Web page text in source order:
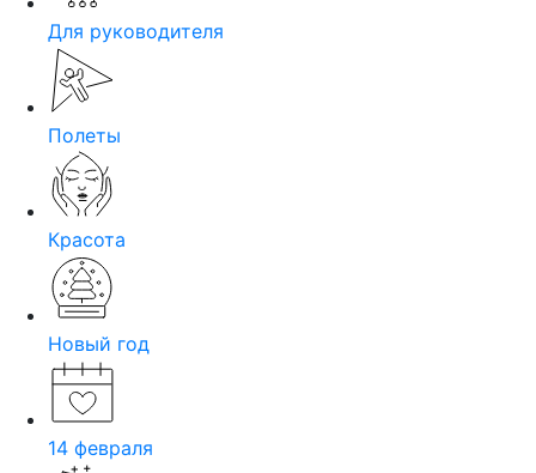
Для руководителя
Полеты
Красота
Новый год
14 февраля